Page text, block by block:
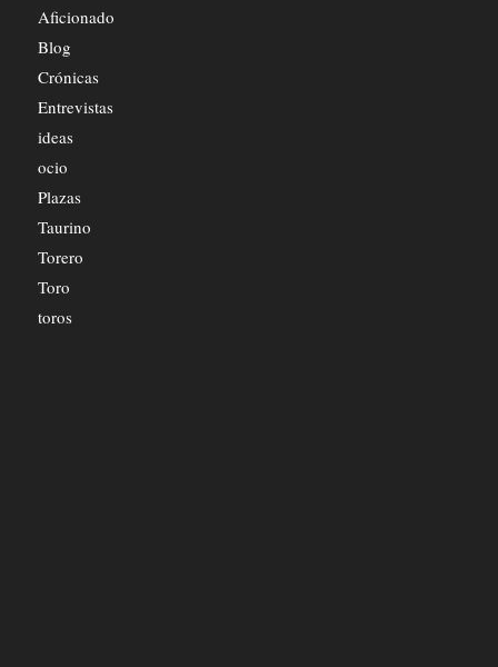
Aficionado
Blog
Crónicas
Entrevistas
ideas
ocio
Plazas
Taurino
Torero
Toro
toros